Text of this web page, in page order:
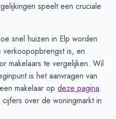
speelt een cruciale
snel huizen in Elp worden
is, en
makelaars te vergelijken. Wil
is het aanvragen van
makelaar op deze pagina.
over de woningmarkt in